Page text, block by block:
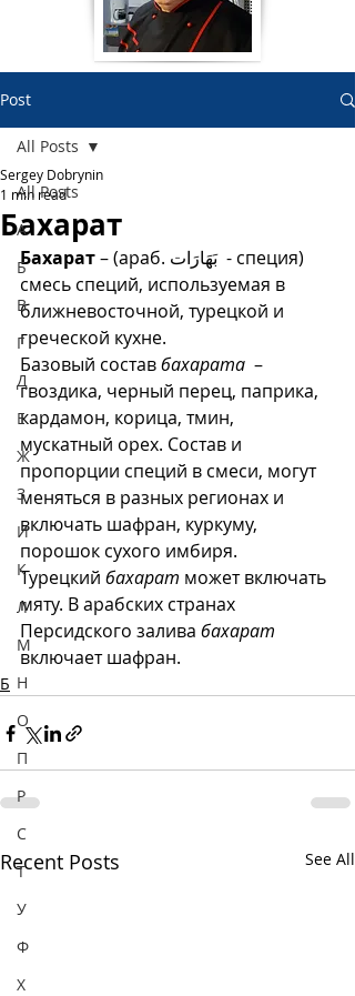
Post
All Posts
А
Б
В
Г
Д
Е
Ж
З
И
К
Л
М
Н
О
П
Р
С
Т
У
Ф
Х
All Posts
Бахарат
Sergey Dobrynin
1 min read
Бахарат – (араб. بَهَارَات  - специя)
смесь специй, используемая в
ближневосточной, турецкой и
греческой кухне.
Базовый состав бахарата
  –
гвоздика, черный перец, паприка,
кардамон, корица, тмин,
мускатный орех. Состав и
пропорции специй в смеси, могут
меняться в разных регионах и
включать шафран, куркуму,
порошок сухого имбиря.
Турецкий бахарат может включать
мяту. В арабских странах
Персидского залива бахарат
включает шафран.
Б
Recent Posts See All